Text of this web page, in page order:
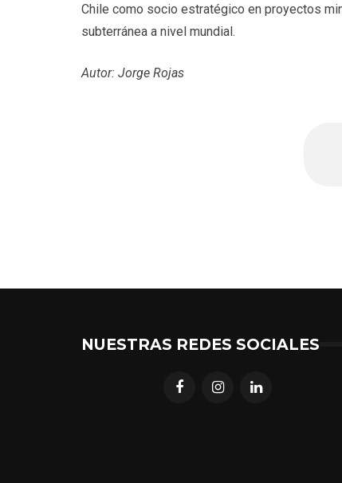
Chile como socio estratégico en proyectos
subterránea a nivel mundial.
Autor: Jorge Rojas
NUESTRAS REDES SOCIALES